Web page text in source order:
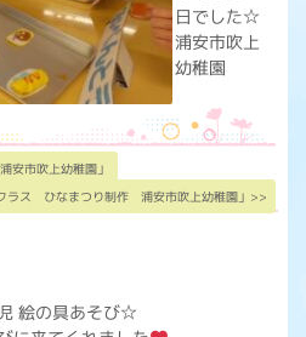
日でした☆
浦安市吹上
幼稚園
市吹上幼稚園」
クラス ひなまつり制作 浦安市吹上幼稚園」>>
絵の具あそび☆